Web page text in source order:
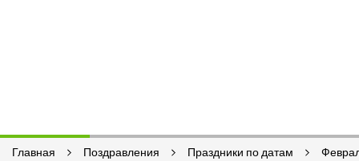
Главная Поздравления Праздники по датам